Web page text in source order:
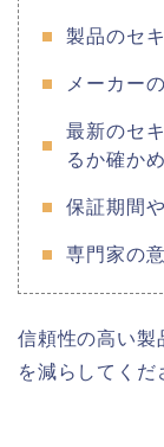
製品のセ
メーカー
最新のセ
るか確か
保証期間
専門家の
信頼性の高い製
を減らしてくだ